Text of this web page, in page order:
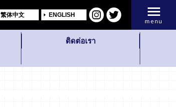
繁体中文 ENGLISH
menu
ติดต่อเรา